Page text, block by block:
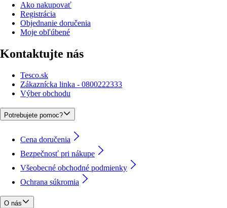
Ako nakupovať
Registrácia
Objednanie doručenia
Moje obľúbené
Kontaktujte nás
Tesco.sk
Zákaznícka linka - 0800222333
Výber obchodu
Potrebujete pomoc?
Cena doručenia
Bezpečnosť pri nákupe
Všeobecné obchodné podmienky
Ochrana súkromia
O nás